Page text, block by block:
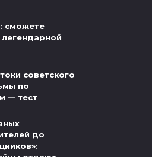
сможете
советского
по
— тест
до